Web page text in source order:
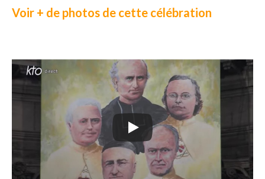
Voir + de photos de cette célébration